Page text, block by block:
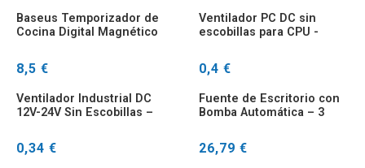
Baseus Temporizador de
Cocina Digital Magnético
8,5 €
Ventilador PC DC sin
escobillas para CPU -
0,4 €
Ventilador Industrial DC
12V-24V Sin Escobillas –
0,34 €
Fuente de Escritorio con
Bomba Automática – 3
26,79 €